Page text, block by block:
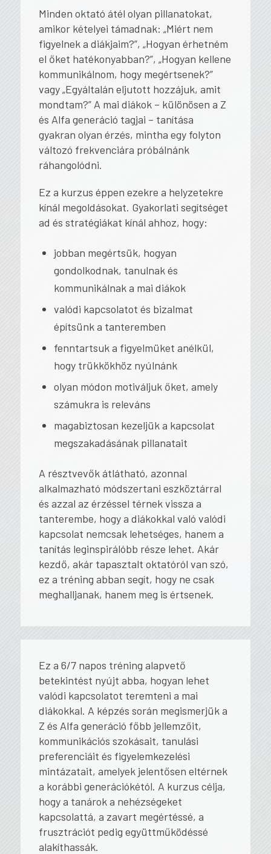
Minden oktató átél olyan pillanatokat,
amikor kételyei támadnak: „Miért nem
figyelnek a diákjaim?”, „Hogyan érhetném
el őket hatékonyabban?”, „Hogyan kellene
kommunikálnom, hogy megértsenek?”
vagy„Egyáltalán eljutott hozzájuk, amit
mondtam?”A mai diákok – különösen a Z
és Alfa generáció tagjai – tanítása
gyakran olyan érzés, mintha egy folyton
változó frekvenciára próbálnánk
ráhangolódni.
Ez a kurzus éppen ezekre a helyzetekre
kínál megoldásokat. Gyakorlati segítséget
ad és stratégiákat kínál ahhoz, hogy:
jobban megértsük, hogyan
gondolkodnak, tanulnak és
kommunikálnak a mai diákok
valódi kapcsolatot és bizalmat
építsünk a tanteremben
fenntartsuk a figyelmüket anélkül,
hogy trükkökhöz nyúlnánk
olyan módon motiváljuk őket, amely
számukra is releváns
magabiztosan kezeljük a kapcsolat
megszakadásának pillanatait
A résztvevők átlátható, azonnal
alkalmazható módszertani eszköztárral
és azzal az érzéssel térnek vissza a
tanterembe, hogy a diákokkal való valódi
kapcsolat nemcsak lehetséges, hanem a
tanítás leginspirálóbb része lehet. Akár
kezdő, akár tapasztalt oktatóról van szó,
ez a tréning abban segít, hogy ne csak
meghalljanak, hanem meg is értsenek.
Ez a 6/7 napos tréning alapvető
betekintést nyújt abba, hogyan lehet
valódi kapcsolatot teremteni a mai
diákokkal. A képzés során megismerjük a
Z és Alfa generáció főbb jellemzőit,
kommunikációs szokásait, tanulási
preferenciáit és figyelemkezelési
mintázatait, amelyek jelentősen eltérnek
a korábbi generációkétól. A kurzus célja,
hogy a tanárok a nehézségeket
kapcsolattá, a zavart megértéssé, a
frusztrációt pedig együttműködéssé
alakíthassák.